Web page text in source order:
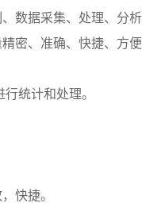
数据采集、处理、分析
密、准确、快捷、方便
统计和处理。
快捷。